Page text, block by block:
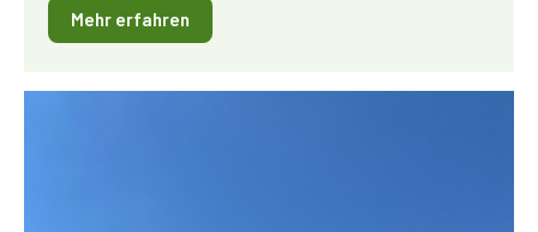
Mehr erfahren